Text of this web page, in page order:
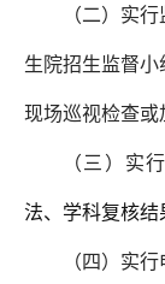
（二）实
生院招生监督
现场巡视检查或
（三）实
法、学科复核结
（四）实